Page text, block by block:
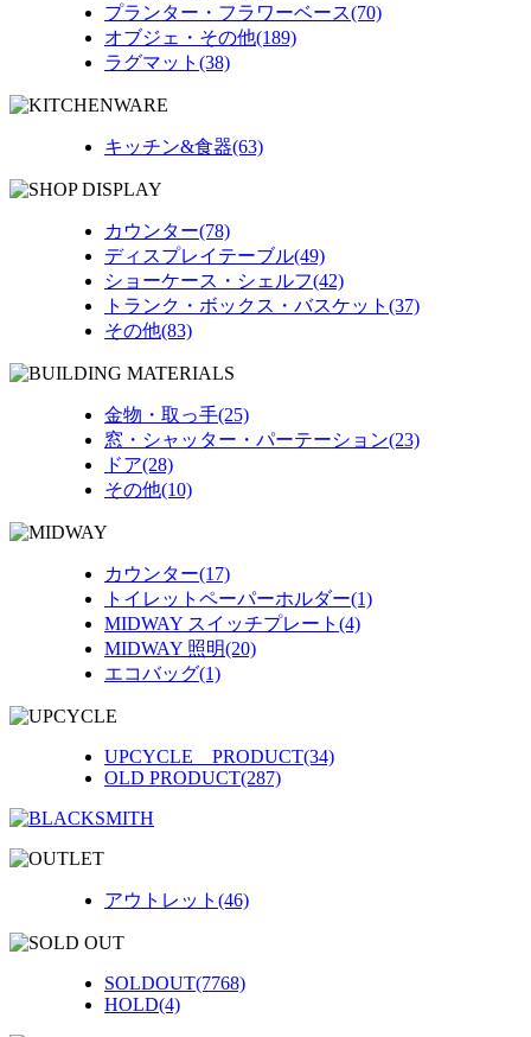
プランター・フラワーベース(70)
オブジェ・その他(189)
ラグマット(38)
キッチン&食器(63)
カウンター(78)
ディスプレイテーブル(49)
ショーケース・シェルフ(42)
トランク・ボックス・バスケット(37)
その他(83)
金物・取っ手(25)
窓・シャッター・パーテーション(23)
ドア(28)
その他(10)
カウンター(17)
トイレットペーパーホルダー(1)
MIDWAY スイッチプレート(4)
MIDWAY 照明(20)
エコバッグ(1)
UPCYCLE PRODUCT(34)
OLD PRODUCT(287)
アウトレット(46)
SOLDOUT(7768)
HOLD(4)